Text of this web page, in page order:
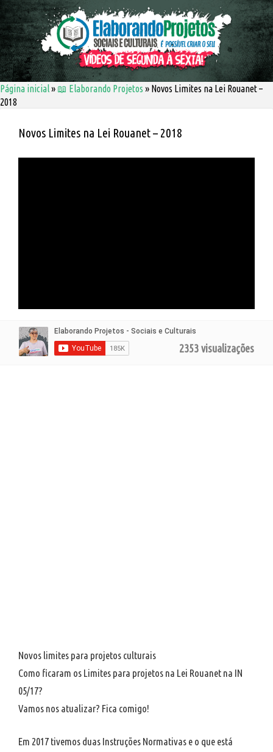
Página inicial» 📖 Elaborando Projetos » Novos Limites na Lei Rouanet –
2018
Novos Limites na Lei Rouanet – 2018
2353 visualizações
Novos limites para projetos culturais
Como ficaram os Limites para projetos na Lei Rouanet na IN
05/17?
Vamos nos atualizar? Fica comigo!
Em 2017 tivemos duas Instruções Normativas e o que está